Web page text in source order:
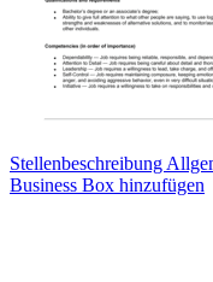
Stellenbeschreibung
Business Box hinzufügen